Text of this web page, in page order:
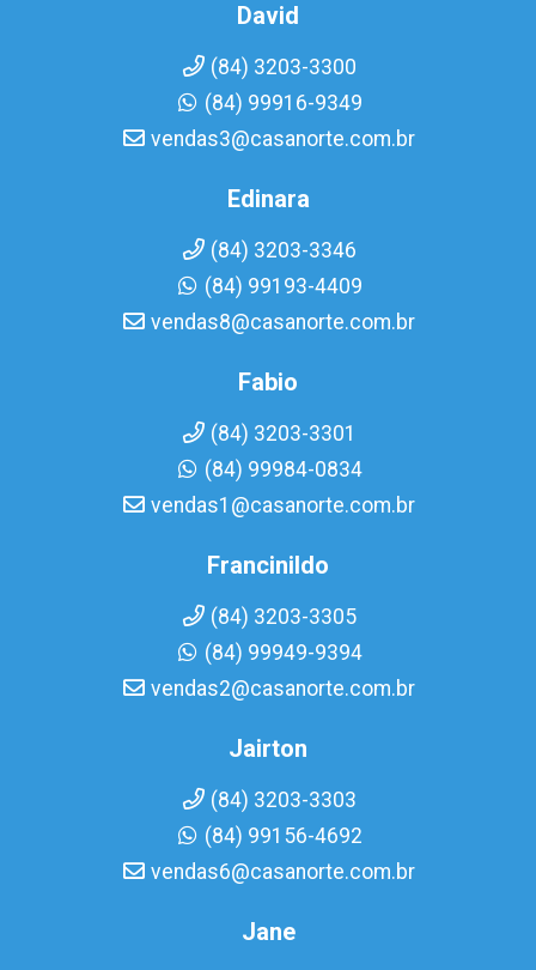
David
(84) 3203-3300
(84) 99916-9349
vendas3@casanorte.com.br
Edinara
(84) 3203-3346
(84) 99193-4409
vendas8@casanorte.com.br
Fabio
(84) 3203-3301
(84) 99984-0834
vendas1@casanorte.com.br
Francinildo
(84) 3203-3305
(84) 99949-9394
vendas2@casanorte.com.br
Jairton
(84) 3203-3303
(84) 99156-4692
vendas6@casanorte.com.br
Jane